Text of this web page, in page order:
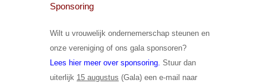
Sponsoring
Wilt u vrouwelijk ondernemerschap steunen en
onze vereniging of ons gala sponsoren?
Lees hier meer over sponsoring. Stuur dan
uiterlijk 15 augustus (Gala) een e-mail naar